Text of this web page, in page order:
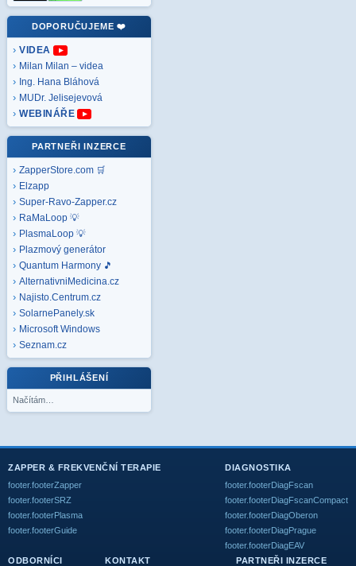
DOPORUČUJEME ❤️
VIDEA
Milan Milan – videa
Ing. Hana Bláhová
MUDr. Jelisejevová
WEBINÁŘE
PARTNEŘI INZERCE
ZapperStore.com 🛒
Elzapp
Super-Ravo-Zapper.cz
RaMaLoop 💡
PlasmaLoop 💡
Plazmový generátor
Quantum Harmony 🎵
AlternativniMedicina.cz
Najisto.Centrum.cz
SolarnePanely.sk
Microsoft Windows
Seznam.cz
PŘIHLÁŠENÍ
Načítám…
ZAPPER & FREKVENČNÍ TERAPIE
footer.footerZapper
footer.footerSRZ
footer.footerPlasma
footer.footerGuide
DIAGNOSTIKA
footer.footerDiagFscan
footer.footerDiagFscanCompact
footer.footerDiagOberon
footer.footerDiagPrague
footer.footerDiagEAV
ODBORNÍCI
KONTAKT PARTNEŘI INZERCE